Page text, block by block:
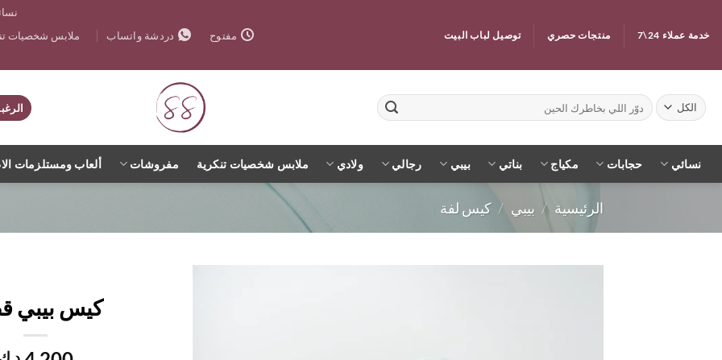
للمحتوى
خدمة عملاء 24\7 منتجات حصري توصيل لباب البيت مفتوح دردشة واتساب
ملابس شخصيات
البحث
عن:
نسائي حجابات مكياج بناتي بيبي رجالي ولادي ملابس شخصيات تنكرية مفروشات ألعاب ومستلزمات
الرئيسية / بيبي / كيس لفة
كيس بيبي